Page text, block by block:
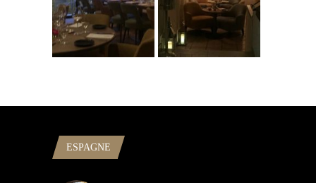
ESPAGNE